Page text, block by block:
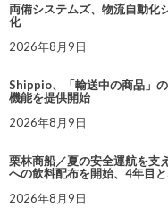
両備システムズ、物流自動化
化
2026年8月9日
Shippio、「輸送中の商品」
機能を提供開始
2026年8月9日
栗林商船／夏の安全運航を支
への飲料配布を開始、4年目
2026年8月9日